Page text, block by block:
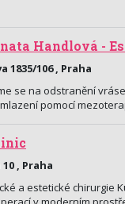
Handlová -
1835/106 , Praha
se na odstranění
pomocí
, Praha
a estetické chirurgie